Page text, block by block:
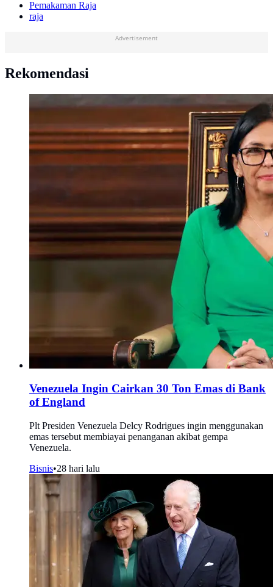
Pemakaman Raja
raja
Advertisement
Rekomendasi
Venezuela Ingin Cairkan 30 Ton Emas di Bank
of England
Plt Presiden Venezuela Delcy Rodrigues ingin menggunakan
emas tersebut membiayai penanganan akibat gempa
Venezuela.
Bisnis•28 hari lalu